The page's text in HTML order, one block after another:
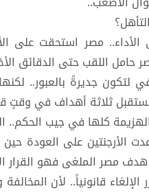
مصر استحقت على
حامل اللقب حتى الدقائق
لتكون جديرةً بالعبور..
ثلاثة أهداف في وقتٍ
كلها في جيب الحكم..
الأرجنتين على العودة
هدف مصر الملغى فهو القرار
الإلغاء قانونياً.. لأن